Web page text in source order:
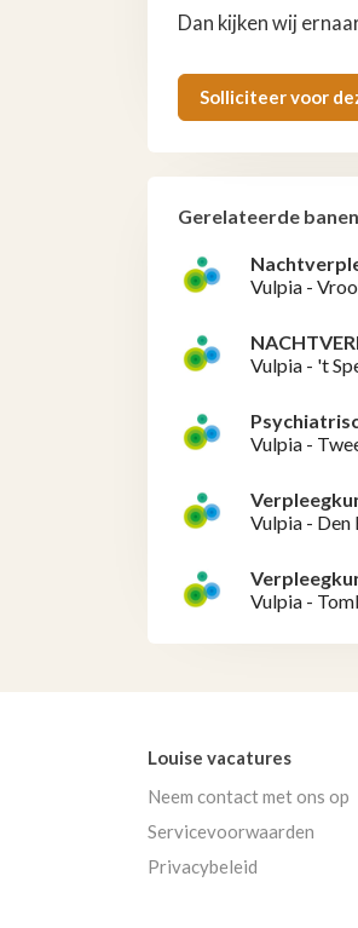
Dan kijken wij
Solliciteer voor
Gerelateerde banen
Vulpia -
Vulpia - 't
Vulpia -
Vulpia -
Vulpia -
Louise vacatures
Neem contact met ons op
Servicevoorwaarden
Privacybeleid